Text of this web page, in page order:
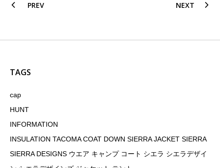
PREV NEXT
TAGS
cap
HUNT
INFORMATION
INSULATION TACOMA COAT DOWN SIERRA JACKET SIERRA
SIERRA DESIGNS ウエア キャンプ コート シエラ シエラデザイ